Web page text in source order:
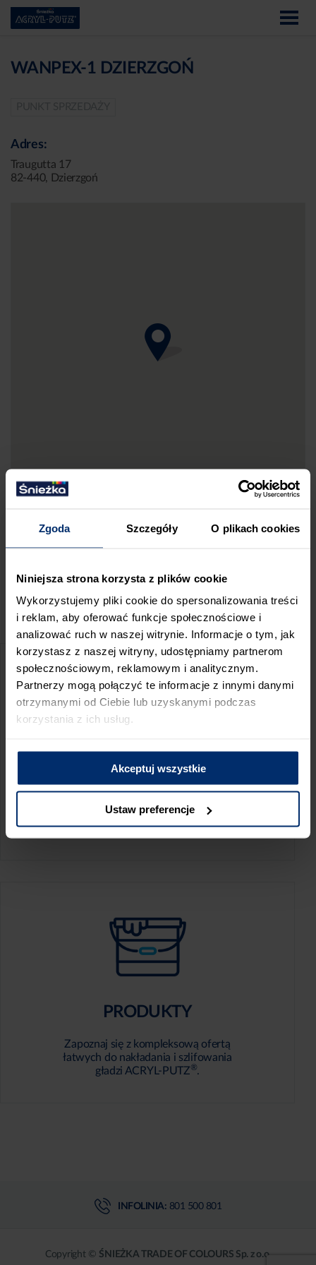
Zgoda Szczegóły O plikach cookies
Niniejsza strona korzysta z plików cookie
Wykorzystujemy pliki cookie do spersonalizowania treści
i reklam, aby oferować funkcje społecznościowe i
analizować ruch w naszej witrynie. Informacje o tym, jak
korzystasz z naszej witryny, udostępniamy partnerom
społecznościowym, reklamowym i analitycznym.
Partnerzy mogą połączyć te informacje z innymi danymi
otrzymanymi od Ciebie lub uzyskanymi podczas
korzystania z ich usług.
Akceptuj wszystkie
Ustaw preferencje
WANPEX-1 DZIERZGOŃ
Adres:
Traugutta 17
82-440, Dzierzgoń
ZGŁOŚ BŁĄD
PRZED WIZYTĄ W SKLEPIE POLECAMY:
KALKULATOR ZUŻYCIA
Oblicz, jaką ilość produktów potrzebujesz,
aby perfekcyjnie wygładzić swoje ściany.
PRODUKTY
Zapoznaj się z kompleksową ofertą
łatwych do nakładania i szlifowania
gładzi ACRYL-PUTZ®.
INFOLINIA: 801 500 801
Copyright © ŚNIEŻKA TRADE OF COLOURS Sp. z o.o.